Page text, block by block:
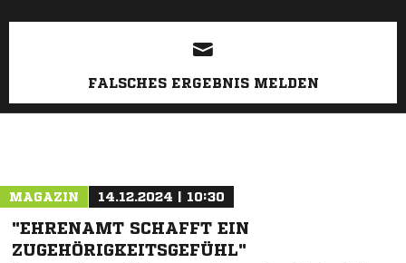
FALSCHES ERGEBNIS MELDEN
MAGAZIN 14.12.2024 | 10:30
"EHRENAMT SCHAFFT EIN
ZUGEHÖRIGKEITSGEFÜHL"